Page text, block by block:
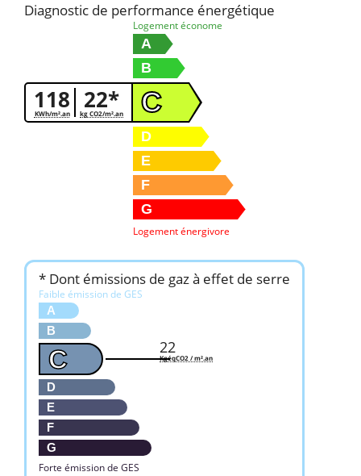
Diagnostic de performance énergétique
118
KWh/m².an 22*
kg CO2/m².an
Logement économe
A
B
C
D
E
F
G
Logement énergivore
* Dont émissions de gaz à effet de serre
Faible émission de GES
A
B
C
D
E
F
G
Forte émission de GES
22
KgéqCO2 / m².an